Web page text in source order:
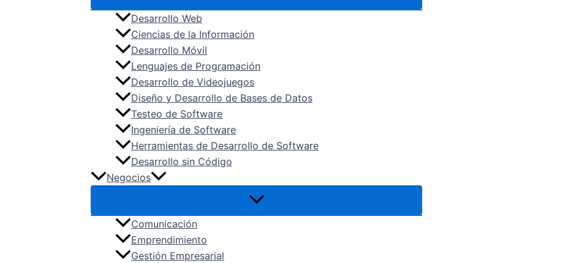
Desarrollo Web
Ciencias de la Información
Desarrollo Móvil
Lenguajes de Programación
Desarrollo de Videojuegos
Diseño y Desarrollo de Bases de Datos
Testeo de Software
Ingeniería de Software
Herramientas de Desarrollo de Software
Desarrollo sin Código
Negocios
Comunicación
Emprendimiento
Gestión Empresarial